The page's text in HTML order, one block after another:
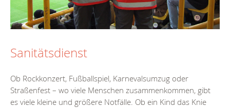
Sanitätsdienst
Ob Rockkonzert, Fußballspiel, Karnevalsumzug oder
Straßenfest – wo viele Menschen zusammenkommen, gibt
es viele kleine und größere Notfälle. Ob ein Kind das Knie